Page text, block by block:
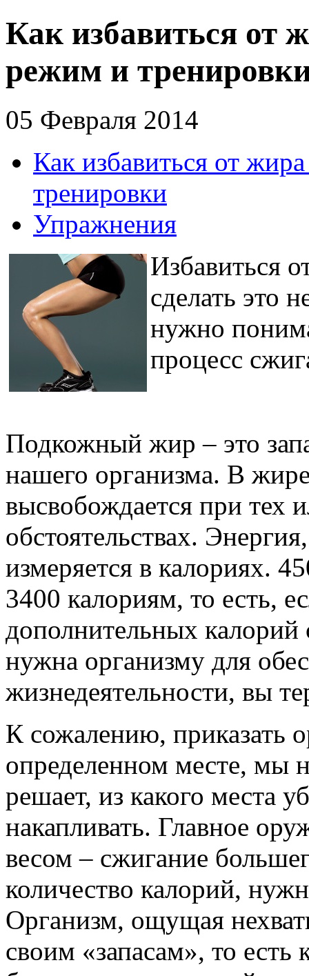
Как избавиться от
режим и
05 Февраля 2014
Как избавиться от
тренировки
Упражнения
Избавиться
сделать это
нужно
процесс
Подкожный жир – это
нашего организма. В жире
высвобождается при
обстоятельствах.
измеряется в калориях.
3400 калориям, то есть,
дополнительных
нужна организму для
жизнедеятельности, вы
К сожалению, приказать
определенном месте, мы
решает, из какого места
накапливать. Главное
весом – сжигание
количество калорий,
Организм, ощущая
своим «запасам», то